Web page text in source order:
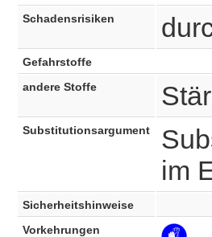
Schadensrisiken
Gefahrstoffe
andere Stoffe
Substitutionsargument
im
Sicherheitshinweise
Vorkehrungen